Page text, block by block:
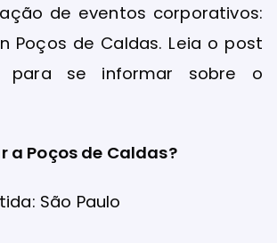
de eventos corporativos:
Poços de Caldas. Leia o post
se informar sobre o
a Poços de Caldas?
São Paulo